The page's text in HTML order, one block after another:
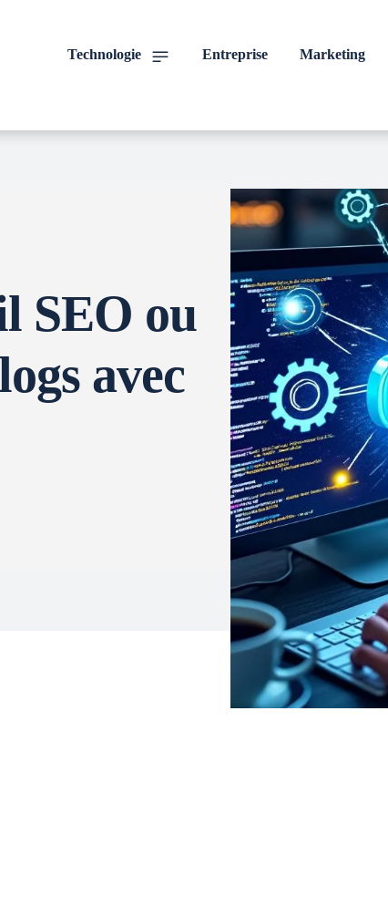
Technologie Entreprise Marketing
SEO ou
avec